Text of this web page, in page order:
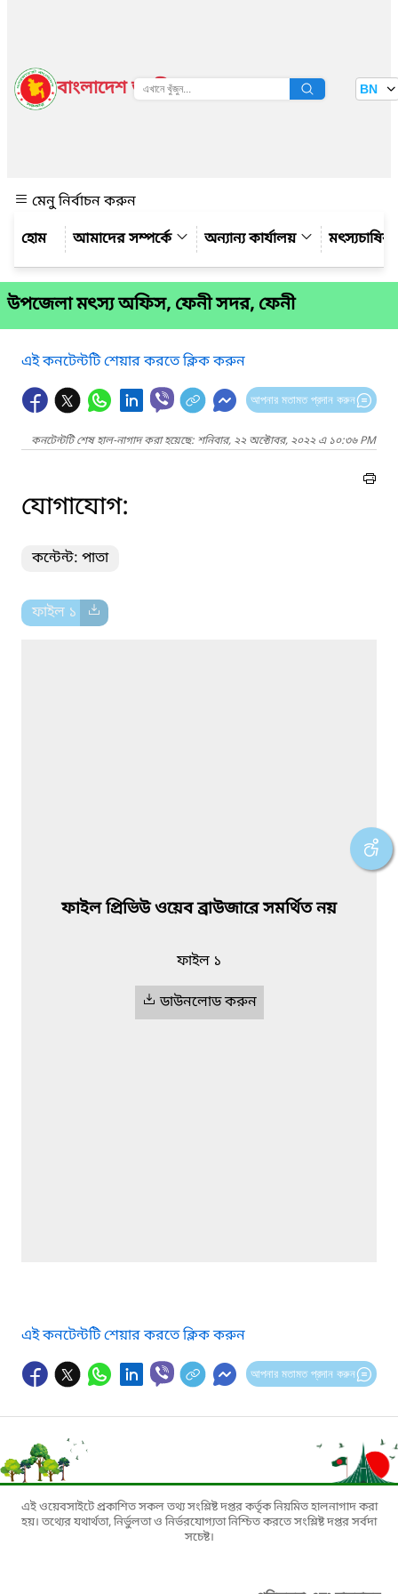
বাংলাদেশ জাতীয় তথ্য বাতায়ন BN
মেনু নির্বাচন করুন
আমাদের সম্পর্কে
অন্যান্য কার্যালয় মৎস্যচাষির
উপজেলা মৎস্য অফিস, ফেনী সদর, ফেনী
এই কনটেন্টটি শেয়ার করতে ক্লিক করুন
আপনার মতামত প্রদান করুন
কনটেন্টটি শেষ হাল-নাগাদ করা হয়েছে: শনিবার, ২২ অক্টোবর, ২০২২ এ ১০:৩৬ PM
যোগাযোগ:
কন্টেন্ট: পাতা
ফাইল ১
ফাইল প্রিভিউ ওয়েব ব্রাউজারে সমর্থিত নয়
ফাইল ১
ডাউনলোড করুন
এই কনটেন্টটি শেয়ার করতে ক্লিক করুন
আপনার মতামত প্রদান করুন
এই ওয়েবসাইটে প্রকাশিত সকল তথ্য সংশ্লিষ্ট দপ্তর কর্তৃক নিয়মিত হালনাগাদ করা
হয়। তথ্যের যথার্থতা, নির্ভুলতা ও নির্ভরযোগ্যতা নিশ্চিত করতে সংশ্লিষ্ট দপ্তর সর্বদা
সচেষ্ট।